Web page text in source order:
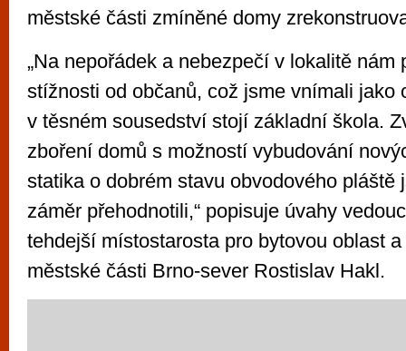
městské části zmíněné domy
„Na nepořádek a nebezpečí v lokalitě nám
stížnosti od občanů, což jsme vnímali jako
v těsném sousedství stojí základní škola.
zboření domů s možností vybudování
statika o dobrém stavu obvodového pláště
záměr přehodnotili,“ popisuje úvahy
tehdejší místostarosta pro bytovou oblast
městské části Brno-sever Rostislav Hakl.